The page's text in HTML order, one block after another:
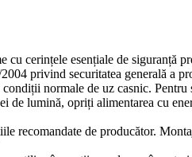
cu cerințele esențiale de
privind securitatea generală a
normale de uz casnic.
de lumină, opriți alimentarea cu
recomandate de producător.